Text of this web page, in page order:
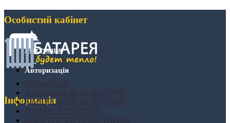
Особистий кабінет
Реєстрація
Авторизація
Інформація
БІМЕТАЛІЧНІ РАДІАТОРИ